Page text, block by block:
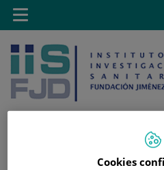
Saltar al contenido
Toggle
navigation
Cookies